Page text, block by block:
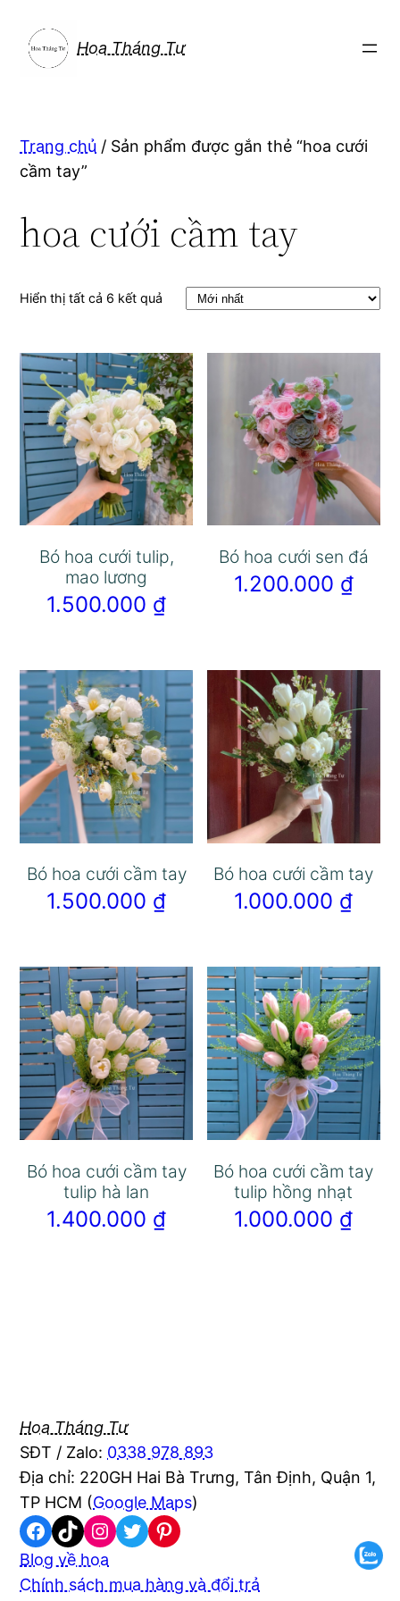
phần
Hoa Tháng Tư
Trang chủ / Sản phẩm được gắn thẻ “hoa cưới
cầm tay”
hoa cưới cầm tay
Hiển thị tất cả 6 kết quả
Bó hoa cưới tulip,
mao lương
1.500.000 ₫
Bó hoa cưới sen đá
1.200.000 ₫
Bó hoa cưới cầm tay
1.500.000 ₫
Bó hoa cưới cầm tay
1.000.000 ₫
Bó hoa cưới cầm tay
tulip hà lan
1.400.000 ₫
Bó hoa cưới cầm tay
tulip hồng nhạt
1.000.000 ₫
Hoa Tháng Tư
SĐT / Zalo: 0338 978 893
Địa chỉ: 220GH Hai Bà Trưng, Tân Định, Quận 1,
TP HCM (Google Maps)
Facebook
TikTokInstagram
TwitterPinterest
Blog về hoa
Chính sách mua hàng và đổi trả